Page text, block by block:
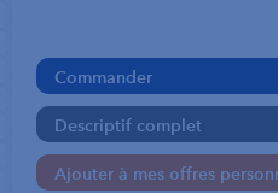
Commander
Descriptif complet
Ajouter à mes offres